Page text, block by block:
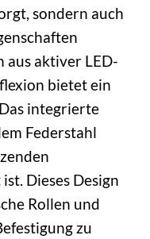
sondern auch
aktiver LED-
bietet ein
integrierte
Federstahl
Dieses Design
Rollen und
zu